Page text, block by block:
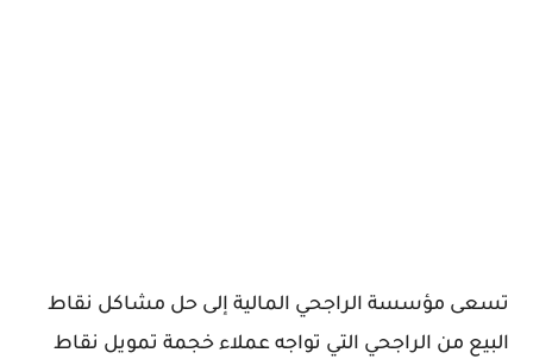
تسعى مؤسسة الراجحي المالية إلى حل مشاكل نقاط
البيع من الراجحي التي تواجه عملاء خجمة تمويل نقاط